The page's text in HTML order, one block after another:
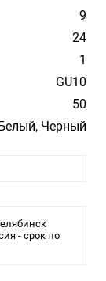
9
24
1
GU10
50
Черный
Спальня
Светодиодная
- срок по